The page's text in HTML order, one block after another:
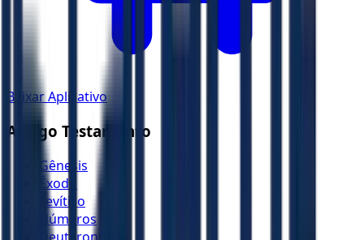
Baixar Aplicativo
Antigo Testamento
Gênesis
Êxodo
Levítico
Números